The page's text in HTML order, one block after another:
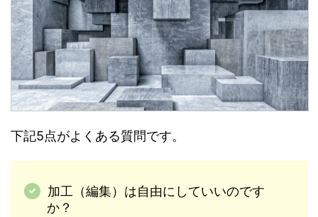
下記5点がよくある質問です。
加工（編集）は自由にしていいのです
か？